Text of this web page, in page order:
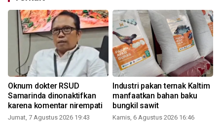
Oknum dokter RSUD
Samarinda dinonaktifkan
karena komentar nirempati
Jumat, 7 Agustus 2026 19:43
Industri pakan ternak Kaltim
manfaatkan bahan baku
bungkil sawit
Kamis, 6 Agustus 2026 16:46